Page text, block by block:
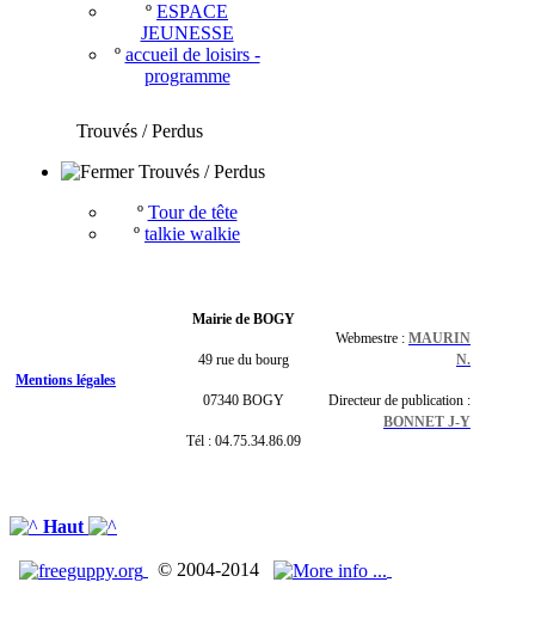
º ESPACE
JEUNESSE
º accueil de loisirs -
programme
Trouvés / Perdus
Trouvés / Perdus
º Tour de tête
º talkie walkie
Mentions légales
Mairie de BOGY
49 rue du bourg
07340 BOGY
Tél : 04.75.34.86.09
Webmestre : MAURIN
N.
Directeur de publication :
BONNET J-Y
Haut
© 2004-2014